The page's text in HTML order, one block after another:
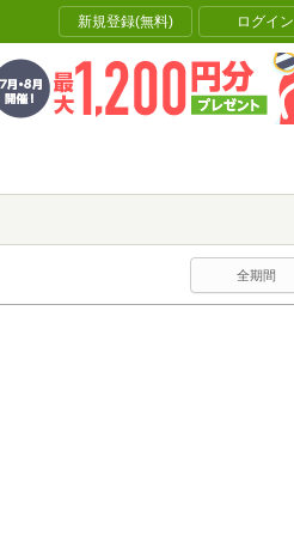
新規登録(無料) ログイン
全期間